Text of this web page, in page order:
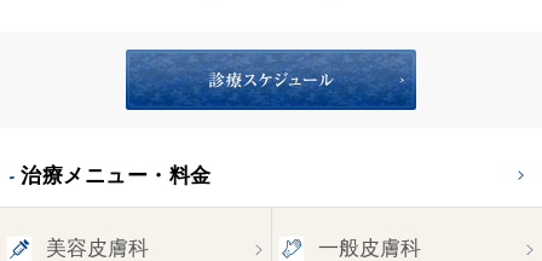
治療メニュー・料金
美容皮膚科 一般皮膚科